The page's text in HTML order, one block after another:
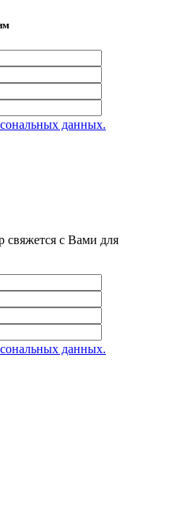
данных.
с Вами для
данных.